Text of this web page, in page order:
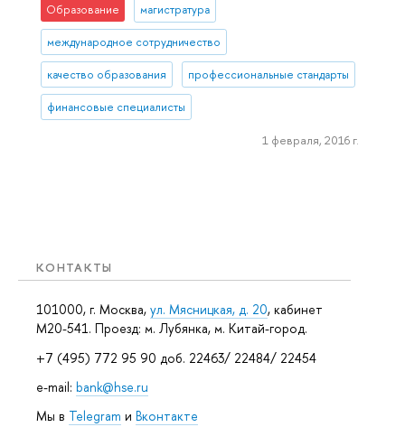
КОНТАКТЫ
101000, г. Москва, ул. Мясницкая, д. 20, кабинет
М20-541. Проезд: м. Лубянка, м. Китай-город.
+7 (495) 772 95 90 доб. 22463/ 22484/ 22454
e-mail: bank@hse.ru
Мы в Telegram и Вконтакте
Образование магистратура
международное сотрудничество
качество образования профессиональные стандарты
финансовые специалисты
1 февраля, 2016 г.